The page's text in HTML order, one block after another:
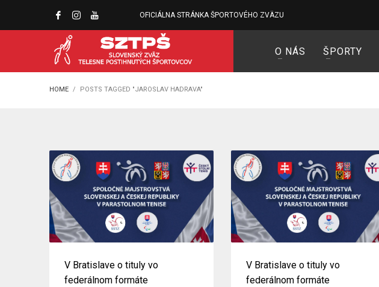
OFICIÁLNA STRÁNKA ŠPORTOVÉHO ZVÄZU
O NÁS ŠPORTY
HOME POSTS TAGGED "JAROSLAV HADRAVA"
V Bratislave o tituly vo
federálnom formáte
V Bratislave o tituly vo
federálnom formáte